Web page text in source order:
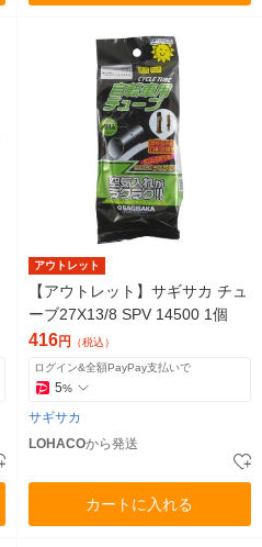
アウトレット
【アウトレット】サギサカ チュ
ーブ27X13/8 SPV 14500 1個
416円 （税込）
ログイン&全額PayPay支払いで
5%
サギサカ
LOHACOから発送
カートに入れる